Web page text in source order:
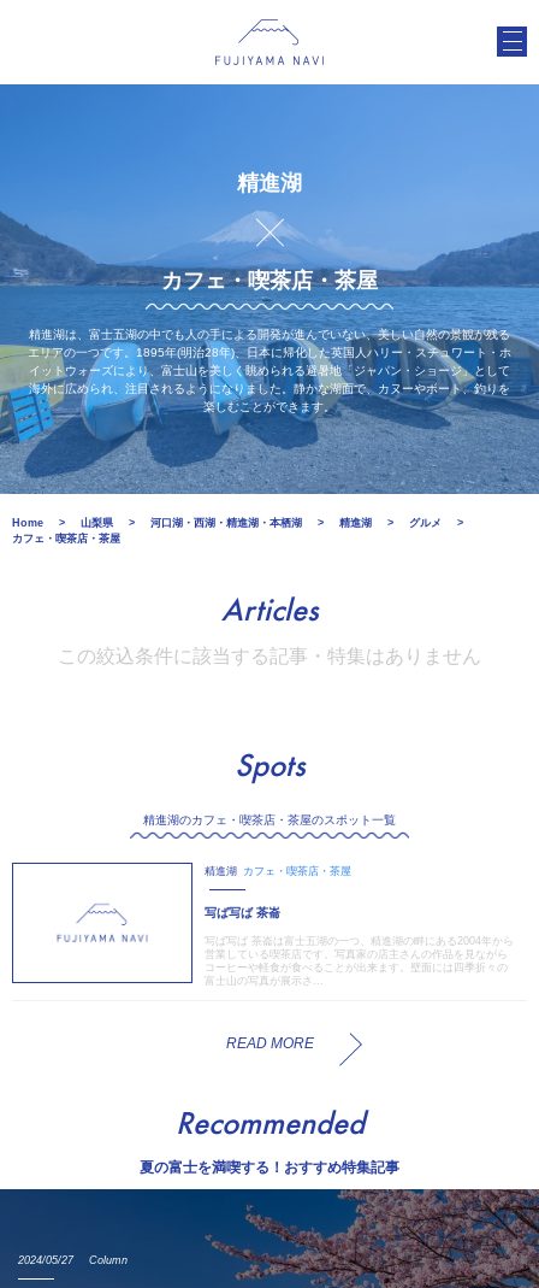
精進湖
カフェ・喫茶店・茶屋
精進湖は、富士五湖の中でも人の手による開発が進んでいない、美しい自然の景観が残る
エリアの一つです。1895年(明治28年)、日本に帰化した英国人ハリー・スチュワート・ホ
イットウォーズにより、富士山を美しく眺められる避暑地「ジャパン・ショージ」として
海外に広められ、注目されるようになりました。静かな湖面で、カヌーやボート、釣りを
楽しむことができます。
Home 山梨県 河口湖・西湖・精進湖・本栖湖 精進湖
グルメ
カフェ・喫茶店・茶屋
Articles
この絞込条件に該当する記事・特集はありません
Spots
精進湖のカフェ・喫茶店・茶屋のスポット一覧
精進湖 カフェ・喫茶店・茶屋
写ば写ば 茶崙
写ば写ば 茶崙は富士五湖の一つ、精進湖の畔にある2004年から
営業している喫茶店です。写真家の店主さんの作品を見ながら
コーヒーや軽食が食べることが出来ます。壁面には四季折々の
富士山の写真が展示さ...
READ MORE
Recommended
夏の富士を満喫する！おすすめ特集記事
2024/05/27 Column